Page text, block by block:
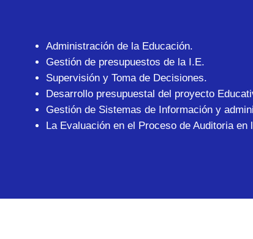
Administración de la Educación.
Gestión de presupuestos de la I.E.
Supervisión y Toma de Decisiones.
Desarrollo presupuestal del proyecto
Gestión de Sistemas de Información y
La Evaluación en el Proceso de Auditoria en